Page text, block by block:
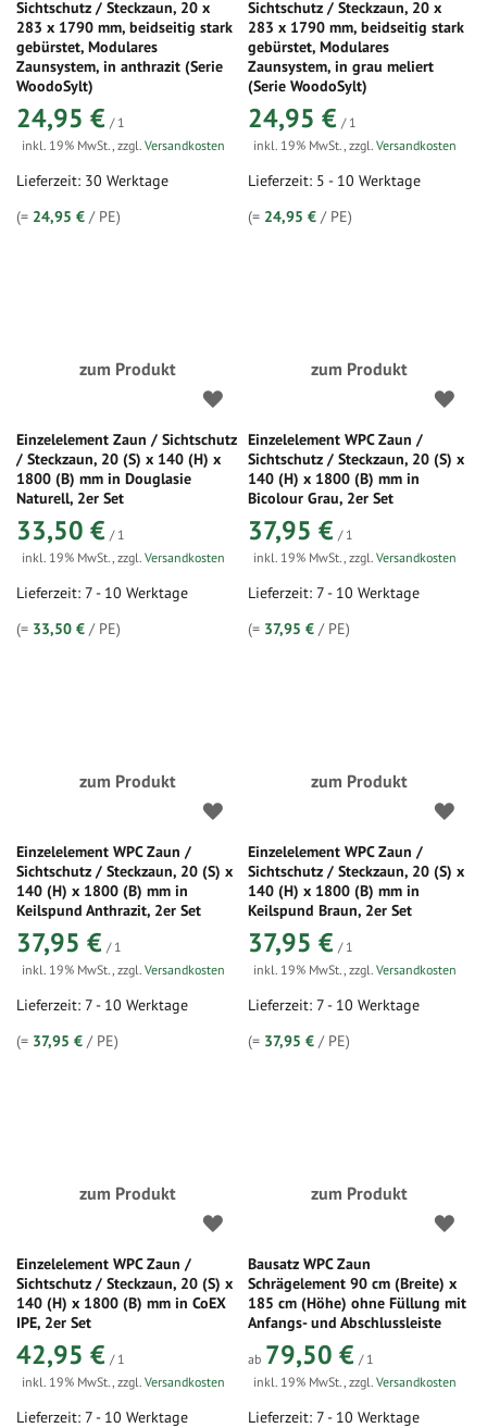
Sichtschutz / Steckzaun, 20 x
283 x 1790 mm, beidseitig stark
gebürstet, Modulares
Zaunsystem, in anthrazit (Serie
WoodoSylt)
24,95 € / 1
inkl. 19% MwSt., zzgl. Versandkosten
Lieferzeit: 30 Werktage
(= 24,95 € / PE)
Sichtschutz / Steckzaun, 20 x
283 x 1790 mm, beidseitig stark
gebürstet, Modulares
Zaunsystem, in grau meliert
(Serie WoodoSylt)
24,95 € / 1
inkl. 19% MwSt.,zzgl.Versandkosten
Lieferzeit: 5 - 10 Werktage
(= 24,95 € / PE)
zum Produkt
Einzelelement Zaun / Sichtschutz
/ Steckzaun, 20 (S) x 140 (H) x
1800 (B) mm in Douglasie
Naturell, 2er Set
33,50 € / 1
inkl. 19% MwSt., zzgl. Versandkosten
Lieferzeit: 7 - 10 Werktage
(= 33,50 € / PE)
zum Produkt
Einzelelement WPC Zaun /
Sichtschutz / Steckzaun, 20 (S) x
140 (H) x 1800 (B) mm in
Bicolour Grau, 2er Set
37,95 € / 1
inkl. 19% MwSt.,zzgl.Versandkosten
Lieferzeit: 7 - 10 Werktage
(= 37,95 € / PE)
zum Produkt
Einzelelement WPC Zaun /
Sichtschutz / Steckzaun, 20 (S) x
140 (H) x 1800 (B) mm in
Keilspund Anthrazit, 2er Set
37,95 € / 1
inkl. 19% MwSt., zzgl. Versandkosten
Lieferzeit: 7 - 10 Werktage
(= 37,95 € / PE)
zum Produkt
Einzelelement WPC Zaun /
Sichtschutz / Steckzaun, 20 (S) x
140 (H) x 1800 (B) mm in
Keilspund Braun, 2er Set
37,95 € / 1
inkl. 19% MwSt.,zzgl.Versandkosten
Lieferzeit: 7 - 10 Werktage
(= 37,95 € / PE)
zum Produkt
Einzelelement WPC Zaun /
Sichtschutz / Steckzaun, 20 (S) x
140 (H) x 1800 (B) mm in CoEX
IPE, 2er Set
42,95 € / 1
inkl. 19% MwSt., zzgl. Versandkosten
Lieferzeit: 7 - 10 Werktage
zum Produkt
Bausatz WPC Zaun
Schrägelement 90 cm (Breite) x
185 cm (Höhe) ohne Füllung mit
Anfangs- und Abschlussleiste
ab 79,50 € / 1
inkl. 19% MwSt.,zzgl.Versandkosten
Lieferzeit: 7 - 10 Werktage